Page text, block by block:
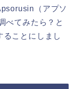
（アプソ
べてみたら？と
ることにしまし